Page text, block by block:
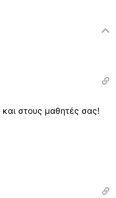
στους μαθητές σας!